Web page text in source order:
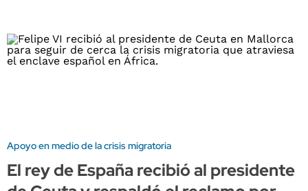
Apoyo en medio de la crisis migratoria
El rey de España recibió al presidente